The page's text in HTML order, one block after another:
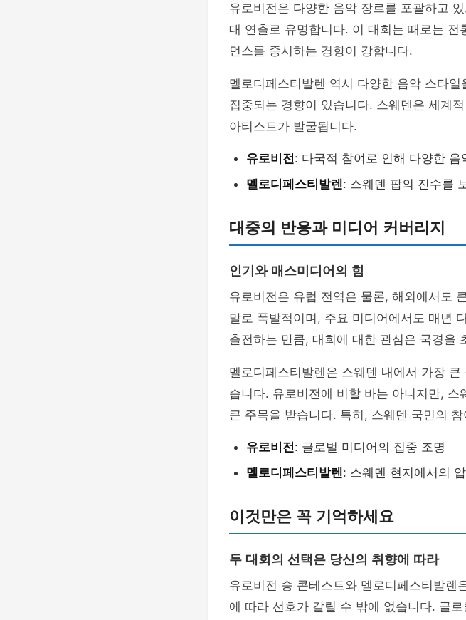
유로비전은 다양한 음악 장르를 포괄하고
대 연출로 유명합니다. 이 대회는 때로는
먼스를 중시하는 경향이 강합니다.
멜로디페스티발렌 역시 다양한 음악 스타
집중되는 경향이 있습니다. 스웨덴은 세계
아티스트가 발굴됩니다.
유로비전: 다국적 참여로 인해 다양한 음
멜로디페스티발렌: 스웨덴 팝의 진수를
대중의 반응과 미디어 커버리지
인기와 매스미디어의 힘
유로비전은 유럽 전역은 물론, 해외에서도
말로 폭발적이며, 주요 미디어에서도 매년
출전하는 만큼, 대회에 대한 관심은 국경을
멜로디페스티발렌은 스웨덴 내에서 가장
습니다. 유로비전에 비할 바는 아니지만,
큰 주목을 받습니다. 특히, 스웨덴 국민의
유로비전: 글로벌 미디어의 집중 조명
멜로디페스티발렌: 스웨덴 현지에서의
이것만은 꼭 기억하세요
두 대회의 선택은 당신의 취향에 따라
유로비전 송 콘테스트와 멜로디페스티발
에 따라 선호가 갈릴 수 밖에 없습니다. 글